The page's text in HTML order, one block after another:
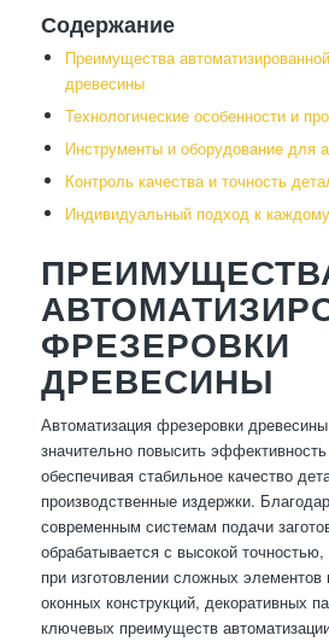
Содержание
Преимущества
древесины
Технологические особенности и
Инструменты и оборудование для
Контроль качества и точность
Индивидуальный подход к
ФРЕЗЕРОВКИ
ДРЕВЕСИНЫ
Автоматизация фрезеровки
значительно повысить
обеспечивая стабильное качество
производственные издержки.
современным системам подачи
обрабатывается с высокой
при изготовлении сложных
оконных конструкций, декоративных
ключевых преимуществ